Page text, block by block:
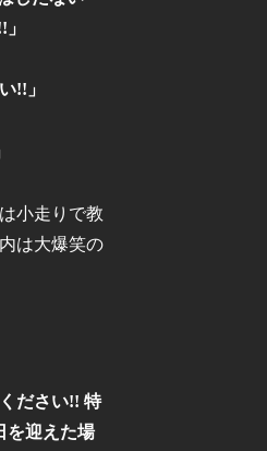
!!」
小走りで教
は大爆笑の
ださい!! 特
を迎えた場